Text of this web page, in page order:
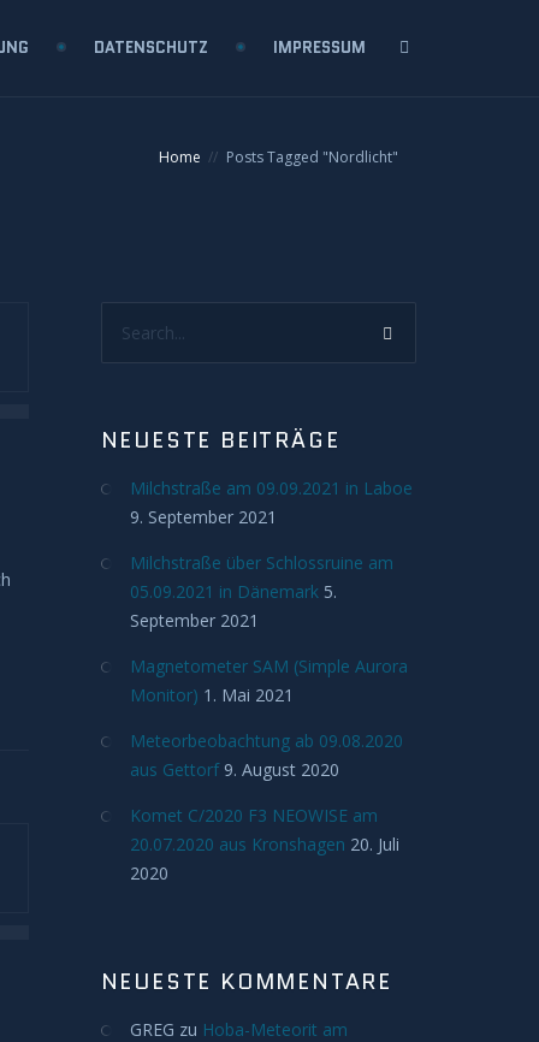
DATENSCHUTZ IMPRESSUM
Home Posts Tagged "Nordlicht"
NEUESTE BEITRÄGE
Milchstraße am 09.09.2021 in Laboe
9. September 2021
Milchstraße über Schlossruine am
05.09.2021 in Dänemark 5.
September 2021
Magnetometer SAM (Simple Aurora
Monitor) 1. Mai 2021
Meteorbeobachtung ab 09.08.2020
aus Gettorf 9. August 2020
Komet C/2020 F3 NEOWISE am
20.07.2020 aus Kronshagen 20. Juli
2020
NEUESTE KOMMENTARE
GREG zu Hoba-Meteorit am